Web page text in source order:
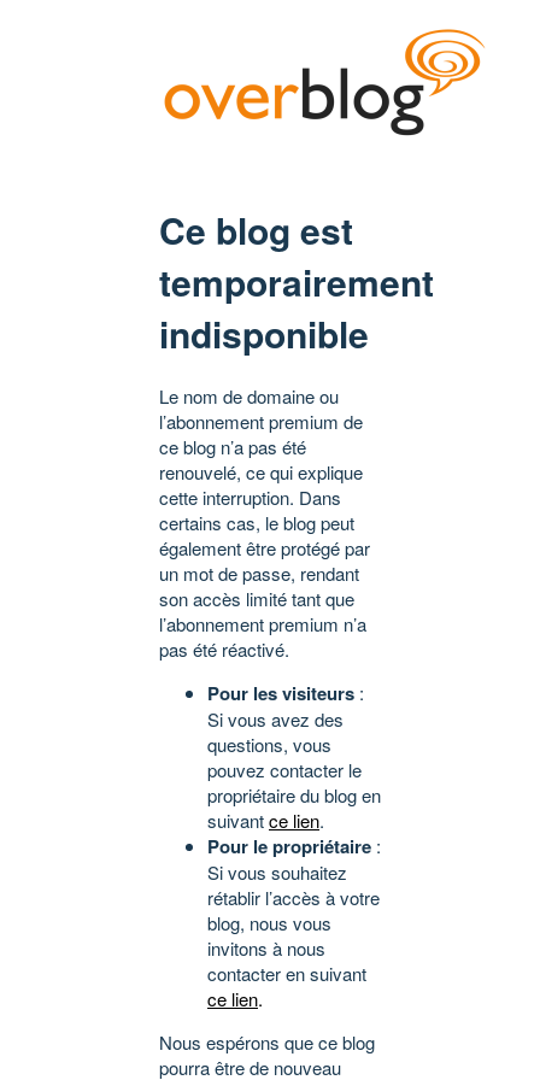
Ce blog est
temporairement
indisponible
Le nom de domaine ou
l’abonnement premium de
ce blog n’a pas été
renouvelé, ce qui explique
cette interruption. Dans
certains cas, le blog peut
également être protégé par
un mot de passe, rendant
son accès limité tant que
l’abonnement premium n’a
pas été réactivé.
Pour les visiteurs :
Si vous avez des
questions, vous
pouvez contacter le
propriétaire du blog en
suivantce lien.
Pour le propriétaire :
Si vous souhaitez
rétablir l’accès à votre
blog, nous vous
invitons à nous
contacter en suivant
ce lien.
Nous espérons que ce blog
pourra être de nouveau